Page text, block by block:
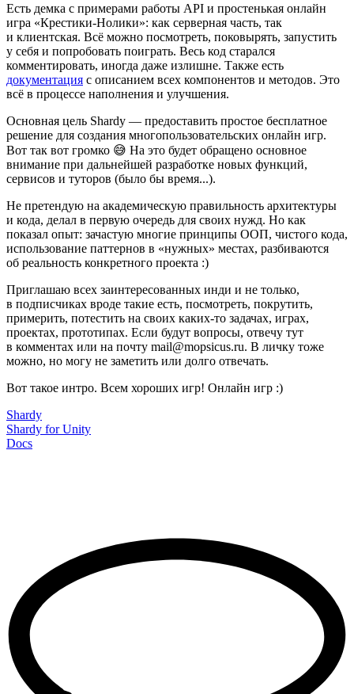
Есть демка с примерами работы API и простенькая онлайн
игра «Крестики-Нолики»: как серверная часть, так
и клиентская. Всё можно посмотреть, поковырять, запустить
у себя и попробовать поиграть. Весь код старался
комментировать, иногда даже излишне. Также есть
документация с описанием всех компонентов и методов. Это
всё в процессе наполнения и улучшения.
Основная цель Shardy — предоставить простое бесплатное
решение для создания многопользовательских онлайн игр.
Вот так вот громко 😅 На это будет обращено основное
внимание при дальнейшей разработке новых функций,
сервисов и туторов (было бы время...).
Не претендую на академическую правильность архитектуры
и кода, делал в первую очередь для своих нужд. Но как
показал опыт: зачастую многие принципы ООП, чистого кода,
использование паттернов в «нужных» местах, разбиваются
об реальность конкретного проекта :)
Приглашаю всех заинтересованных инди и не только,
в подписчиках вроде такие есть, посмотреть, покрутить,
примерить, потестить на своих каких-то задачах, играх,
проектах, прототипах. Если будут вопросы, отвечу тут
в комментах или на почту mail@mopsicus.ru. В личку тоже
можно, но могу не заметить или долго отвечать.
Вот такое интро. Всем хороших игр! Онлайн игр :)
Shardy
Shardy for Unity
Docs